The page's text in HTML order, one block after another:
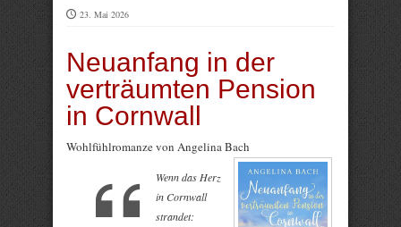
23. Mai 2026
Neuanfang in der
verträumten Pension
in Cornwall
Wohlfühlromanze von Angelina Bach
Wenn das Herz
in Cornwall
strandet: